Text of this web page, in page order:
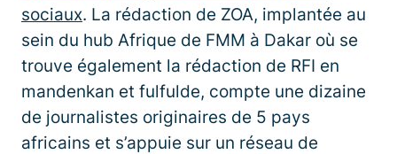
sociaux. La rédaction de ZOA, implantée au
sein du hub Afrique de FMM à Dakar où se
trouve également la rédaction de RFI en
mandenkan et fulfulde, compte une dizaine
de journalistes originaires de 5 pays
africains et s’appuie sur un réseau de